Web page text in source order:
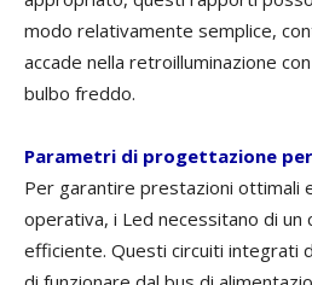
modo relativamente semplice,
accade nella retroilluminazione
bulbo freddo.
Parametri di progettazione
Per garantire prestazioni ottimali
operativa, i Led necessitano di un
efficiente. Questi circuiti integrati